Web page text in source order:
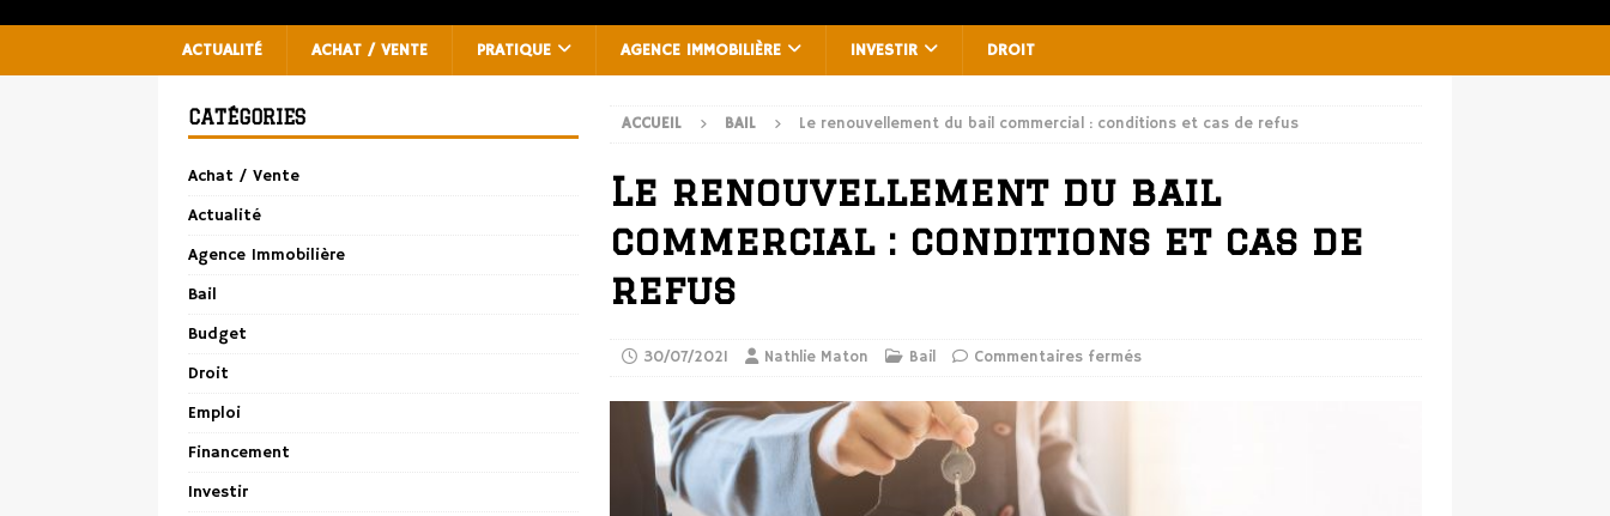
ACTUALITÉ ACHAT / VENTE PRATIQUE AGENCE IMMOBILIÈRE INVESTIR DROIT
ACCUEIL BAIL Le renouvellement du bail commercial : conditions et cas de refus
Le renouvellement du bail
commercial : conditions et cas de
refus
30/07/2021 Nathlie Maton Bail Commentaires fermés
CATÉGORIES
Achat / Vente
Actualité
Agence Immobilière
Bail
Budget
Droit
Emploi
Financement
Investir